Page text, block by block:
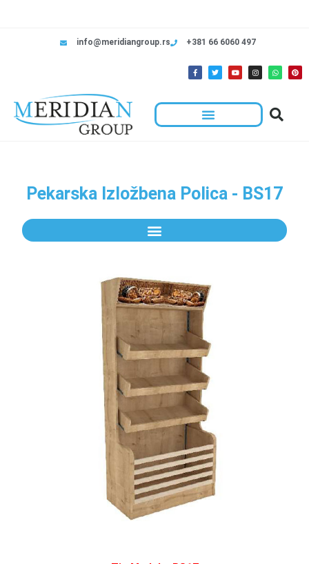
info@meridiangroup.rs +381 66 6060 497
Pekarska Izložbena Polica - BS17